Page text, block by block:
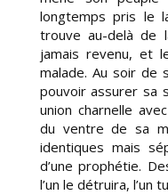
longtemps pris le
trouve au-delà de
jamais revenu, et
malade. Au soir de
pouvoir assurer sa
union charnelle
du ventre de sa
identiques mais
d’une prophétie.
l’un le détruira, l’un